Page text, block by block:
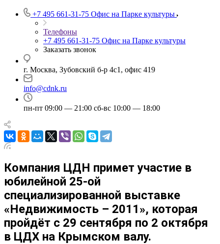
+7 495 661-31-75 Офис на Парке культуры
Телефоны
+7 495 661-31-75 Офис на Парке культуры
Заказать звонок
г. Москва, Зубовский б-р 4с1, офис 419
info@cdnk.ru
пн-пт 09:00 — 21:00 сб-вс 10:00 — 18:00
Компания ЦДН примет участие в
юбилейной 25-ой
специализированной выставке
«Недвижимость – 2011», которая
пройдёт с 29 сентября по 2 октября
в ЦДХ на Крымском валу.